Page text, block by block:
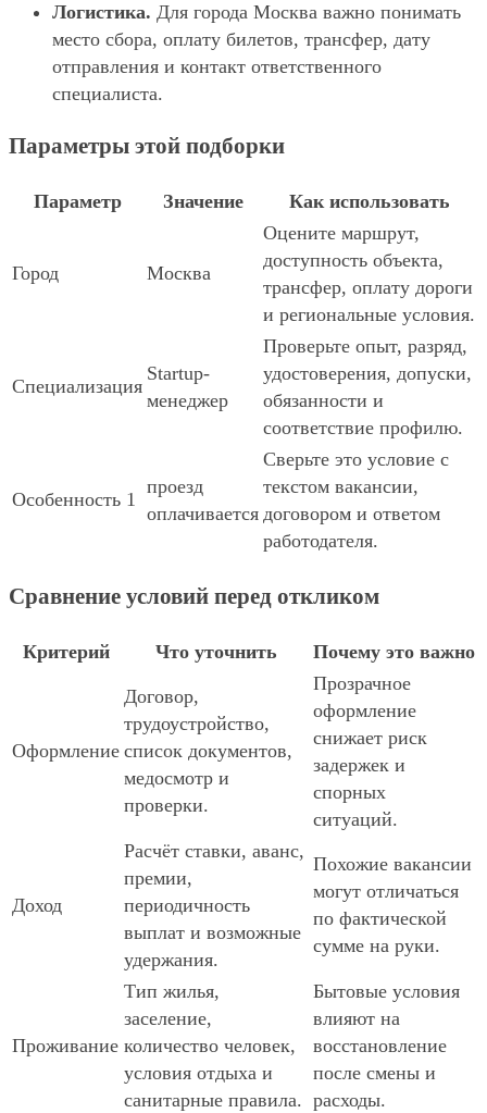
Логистика. Для города Москва важно понимать
место сбора, оплату билетов, трансфер, дату
отправления и контакт ответственного
специалиста.
Параметры этой подборки
Параметр Значение Как использовать
Город Москва
Оцените маршрут,
доступность объекта,
трансфер, оплату дороги
и региональные условия.
Специализация
Startup-
менеджер
Проверьте опыт, разряд,
удостоверения, допуски,
обязанности и
соответствие профилю.
Особенность 1
проезд
оплачивается
Сверьте это условие с
текстом вакансии,
договором и ответом
работодателя.
Сравнение условий перед откликом
Критерий Что уточнить Почему это важно
Оформление
Договор,
трудоустройство,
список документов,
медосмотр и
проверки.
Прозрачное
оформление
снижает риск
задержек и
спорных
ситуаций.
Доход
Расчёт ставки, аванс,
премии,
периодичность
выплат и возможные
удержания.
Похожие вакансии
могут отличаться
по фактической
сумме на руки.
Проживание
Тип жилья,
заселение,
количество человек,
условия отдыха и
санитарные правила.
Бытовые условия
влияют на
восстановление
после смены и
расходы.